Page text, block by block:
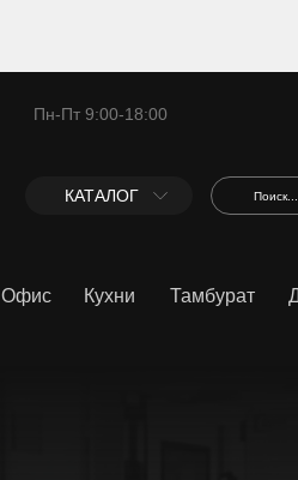
Пн-Пт 9:00-18:00
Кухни Тамбурат
Офис
КАТАЛОГ Поиск...